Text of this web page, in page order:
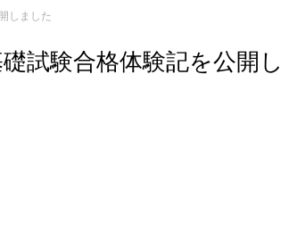
しました
試験合格体験記を公開し